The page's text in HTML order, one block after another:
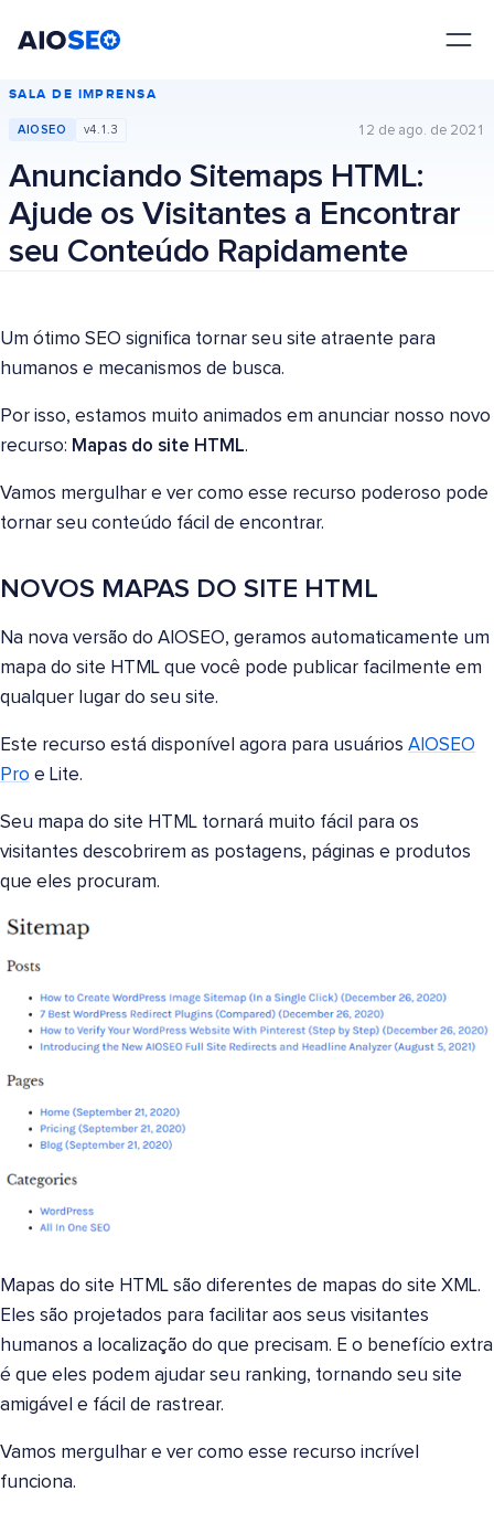
SALA DE IMPRENSA
AIOSEO v4.1.3 12 de ago. de 2021
Anunciando Sitemaps HTML:
Ajude os Visitantes a Encontrar
seu Conteúdo Rapidamente
Um ótimo SEO significa tornar seu site atraente para
humanos e mecanismos de busca.
Por isso, estamos muito animados em anunciar nosso novo
recurso: Mapas do site HTML.
Vamos mergulhar e ver como esse recurso poderoso pode
tornar seu conteúdo fácil de encontrar.
NOVOS MAPAS DO SITE HTML
Na nova versão do AIOSEO, geramos automaticamente um
mapa do site HTML que você pode publicar facilmente em
qualquer lugar do seu site.
Este recurso está disponível agora para usuários AIOSEO
Pro e Lite.
Seu mapa do site HTML tornará muito fácil para os
visitantes descobrirem as postagens, páginas e produtos
que eles procuram.
Mapas do site HTML são diferentes de mapas do site XML.
Eles são projetados para facilitar aos seus visitantes
humanos a localização do que precisam. E o benefício extra
é que eles podem ajudar seu ranking, tornando seu site
amigável e fácil de rastrear.
Vamos mergulhar e ver como esse recurso incrível
funciona.